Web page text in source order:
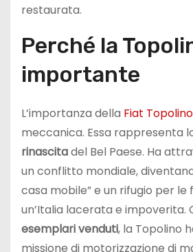
restaurata.
Perché la
importante
L’importanza della Fiat Topolino
meccanica. Essa rappresenta
rinascitadel Bel Paese. Ha
un conflitto mondiale,
casa mobile” e un rifugio per le
un’Italia lacerata e impoverita.
esemplari venduti, la Topolino
missione di motorizzazione di